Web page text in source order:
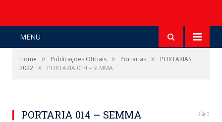
MENU
Home » Publicações Oficiais » Portarias »
PORTARIAS
2022 » PORTARIA 014 – SEMMA
PORTARIA 014 – SEMMA 0